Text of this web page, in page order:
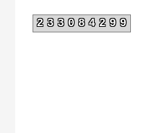
233084299